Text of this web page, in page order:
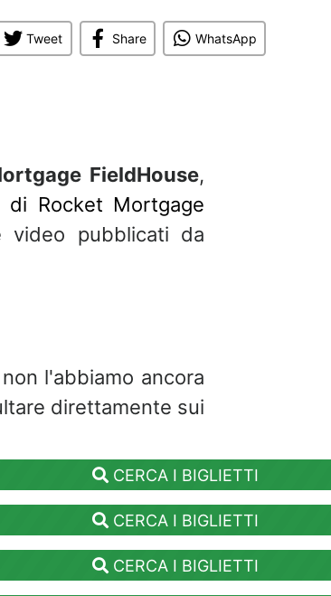
Tweet Share WhatsApp
FieldHouse,
Rocket Mortgage
video pubblicati da
l'abbiamo ancora
direttamente sui
CERCA I BIGLIETTI
CERCA I BIGLIETTI
CERCA I BIGLIETTI